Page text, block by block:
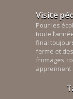
Visite
Pour les
toute
final
ferme et
fromages,
apprennent